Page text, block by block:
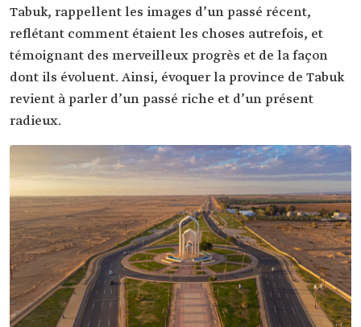
Tabuk, rappellent les images d’un passé récent,
reflétant comment étaient les choses autrefois, et
témoignant des merveilleux progrès et de la façon
dont ils évoluent. Ainsi, évoquer la province de Tabuk
revient à parler d’un passé riche et d’un présent
radieux.